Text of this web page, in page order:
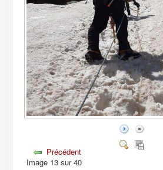
Précédent
Image 13 sur 40